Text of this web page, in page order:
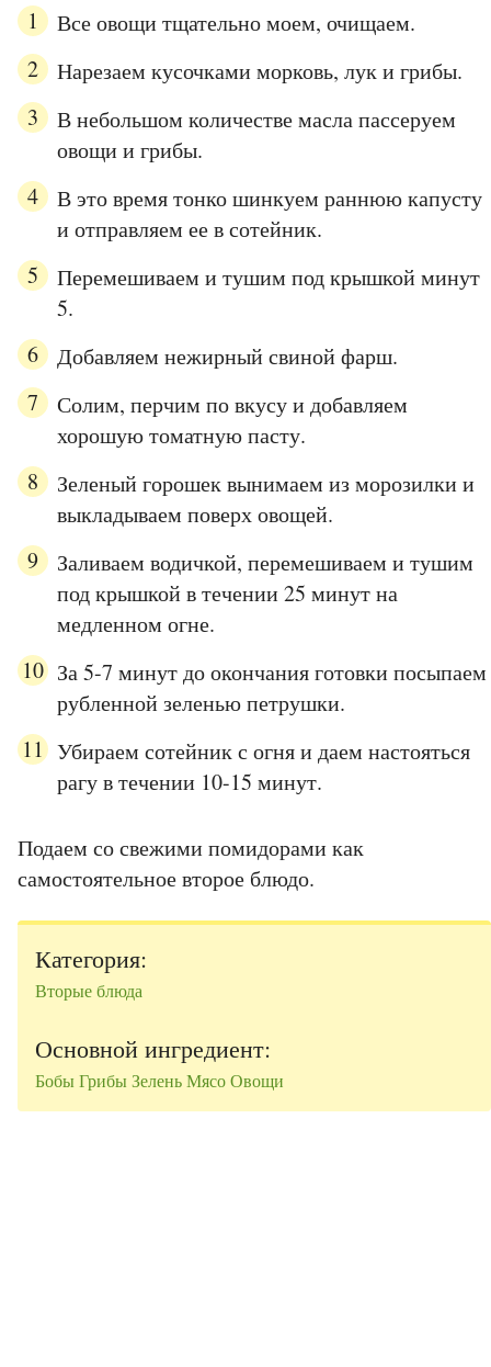
Все овощи тщательно моем, очищаем.
Нарезаем кусочками морковь, лук и грибы.
В небольшом количестве масла пассеруем
овощи и грибы.
В это время тонко шинкуем раннюю капусту
и отправляем ее в сотейник.
Перемешиваем и тушим под крышкой минут
5.
Добавляем нежирный свиной фарш.
Солим, перчим по вкусу и добавляем
хорошую томатную пасту.
Зеленый горошек вынимаем из морозилки и
выкладываем поверх овощей.
Заливаем водичкой, перемешиваем и тушим
под крышкой в течении 25 минут на
медленном огне.
За 5-7 минут до окончания готовки посыпаем
рубленной зеленью петрушки.
Убираем сотейник с огня и даем настояться
рагу в течении 10-15 минут.
Подаем со свежими помидорами как
самостоятельное второе блюдо.
Категория:
Вторые блюда
Основной ингредиент:
БобыГрибыЗеленьМясоОвощи